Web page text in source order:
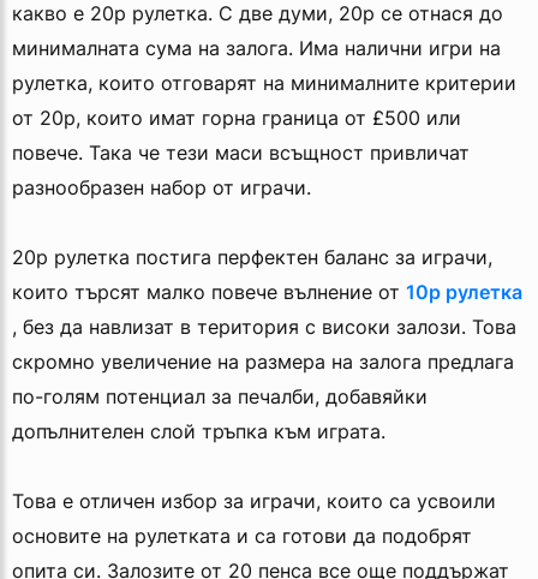
какво е 20p рулетка. С две думи, 20p се отнася до
минималната сума на залога. Има налични игри на
рулетка, които отговарят на минималните критерии
от 20p, които имат горна граница от £500 или
повече. Така че тези маси всъщност привличат
разнообразен набор от играчи.
20p рулетка постига перфектен баланс за играчи,
които търсят малко повече вълнение от 10p рулетка
, без да навлизат в територия с високи залози. Това
скромно увеличение на размера на залога предлага
по-голям потенциал за печалби, добавяйки
допълнителен слой тръпка към играта.
Това е отличен избор за играчи, които са усвоили
основите на рулетката и са готови да подобрят
опита си. Залозите от 20 пенса все още поддържат